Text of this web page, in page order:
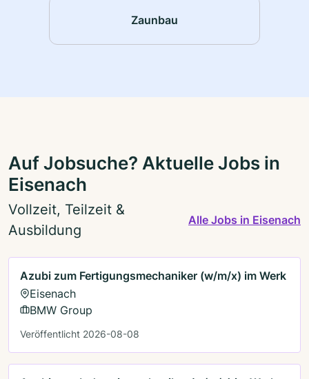
Zaunbau
Auf Jobsuche? Aktuelle Jobs in
Eisenach
Vollzeit, Teilzeit &
Ausbildung
Alle Jobs in Eisenach
Azubi zum Fertigungsmechaniker (w/m/x) im Werk
Eisenach
BMW Group
Veröffentlicht 2026-08-08